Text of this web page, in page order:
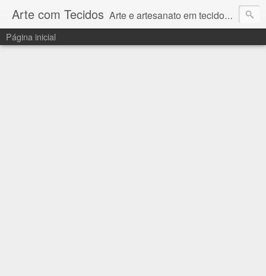
Arte com Tecidos Arte e artesanato em tecidos e sintéticos. Um catálogo incrível de tutoriais escritos e gravados em vídeos por artesãos e artesãs do Brasil e do Exterior e também vídeos autorais sobre modelagem em Corel Draw
Página inicial